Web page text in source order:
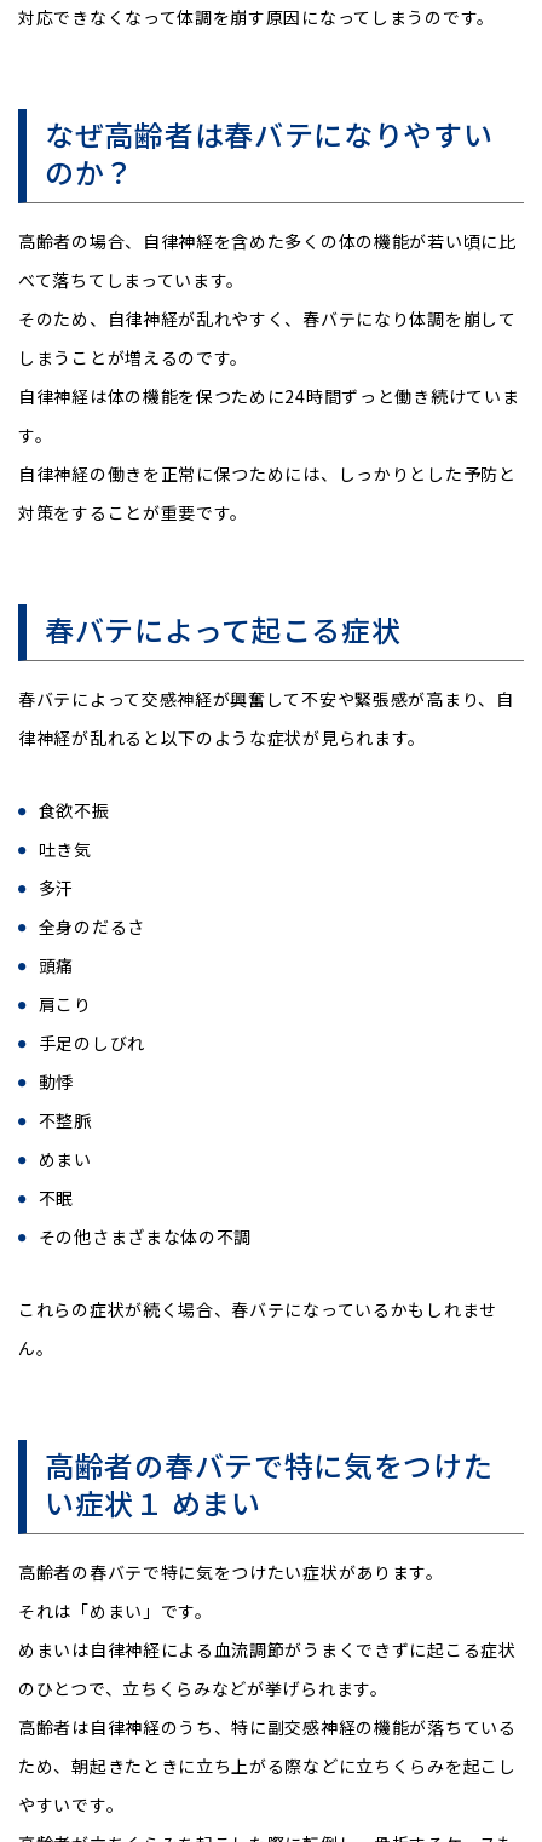
対応できなくなって体調を崩す原因になってしまうのです。
なぜ高齢者は春バテになりやすい
のか？
高齢者の場合、自律神経を含めた多くの体の機能が若い頃に比
べて落ちてしまっています。
そのため、自律神経が乱れやすく、春バテになり体調を崩して
しまうことが増えるのです。
自律神経は体の機能を保つために24時間ずっと働き続けていま
す。
自律神経の働きを正常に保つためには、しっかりとした予防と
対策をすることが重要です。
春バテによって起こる症状
春バテによって交感神経が興奮して不安や緊張感が高まり、自
律神経が乱れると以下のような症状が見られます。
食欲不振
吐き気
多汗
全身のだるさ
頭痛
肩こり
手足のしびれ
動悸
不整脈
めまい
不眠
その他さまざまな体の不調
これらの症状が続く場合、春バテになっているかもしれませ
ん。
高齢者の春バテで特に気をつけた
い症状１ めまい
高齢者の春バテで特に気をつけたい症状があります。
それは「めまい」です。
めまいは自律神経による血流調節がうまくできずに起こる症状
のひとつで、立ちくらみなどが挙げられます。
高齢者は自律神経のうち、特に副交感神経の機能が落ちている
ため、朝起きたときに立ち上がる際などに立ちくらみを起こし
やすいです。